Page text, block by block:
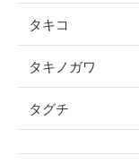
タキコ
タキノガワ
タグチ